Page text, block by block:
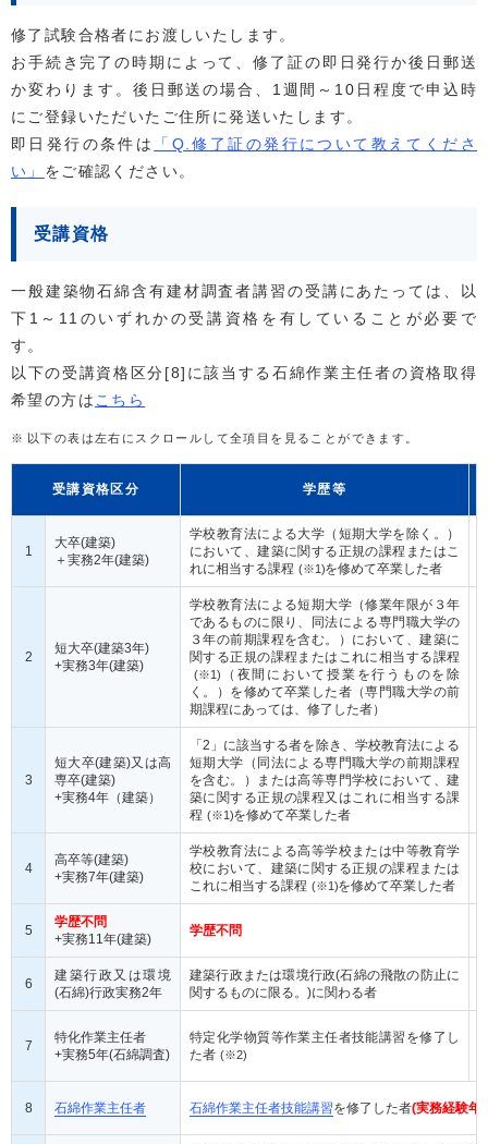
修了試験合格者にお渡しいたします。
お手続き完了の時期によって、修了証の即日発行か後日郵送
か変わります。後日郵送の場合、1週間～10日程度で申込時
にご登録いただいたご住所に発送いたします。
即日発行の条件は
「Q.修了証の発行について教えてくださ
い」 をご確認ください。
受講資格
一般建築物石綿含有建材調査者講習の受講にあたっては、以
下1～11のいずれかの受講資格を有していることが必要で
す。
以下の受講資格区分[8]に該当する石綿作業主任者の資格取得
希望の方は こちら
以下の表は左右にスクロールして全項目を見ることができます。
受講資格区分 学歴等
1
大卒(建築)
＋実務2年(建築)
学校教育法による大学（短期大学を除く。）
において、建築に関する正規の課程またはこ
れに相当する課程 (※1)を修めて卒業した者
2
短大卒(建築3年)
+実務3年(建築)
学校教育法による短期大学（修業年限が３年
であるものに限り、同法による専門職大学の
３年の前期課程を含む。）において、建築に
関する正規の課程またはこれに相当する課程
(※1)（夜間において授業を行うものを除
く。）を修めて卒業した者（専門職大学の前
期課程にあっては、修了した者）
3
短大卒(建築)又は高
専卒(建築)
+実務4年（建築）
「2」に該当する者を除き、学校教育法による
短期大学（同法による専門職大学の前期課程
を含む。）または高等専門学校において、建
築に関する正規の課程又はこれに相当する課
程 (※1)を修めて卒業した者
4
高卒等(建築)
+実務7年(建築)
学校教育法による高等学校または中等教育学
校において、建築に関する正規の課程または
これに相当する課程 (※1)を修めて卒業した者
5
学歴不問
+実務11年(建築)
学歴不問
6
建築行政又は環境
(石綿)行政実務2年
建築行政または環境行政(石綿の飛散の防止に
関するものに限る。)に関わる者
7
特化作業主任者
+実務5年(石綿調査)
特定化学物質等作業主任者技能講習を修了し
た者 (※2)
8 石綿作業主任者 石綿作業主任者技能講習を修了した者(実務経験年